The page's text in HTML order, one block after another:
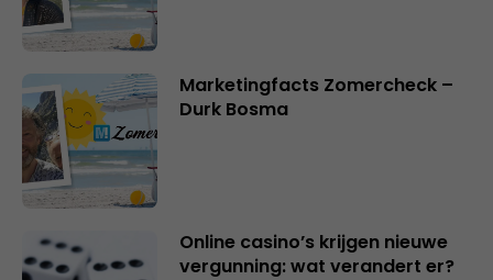
Marketingfacts Zomercheck –
Durk Bosma
Online casino’s krijgen nieuwe
vergunning: wat verandert er?